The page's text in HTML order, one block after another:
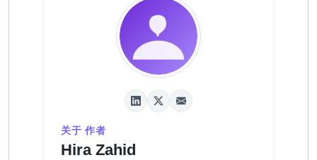
关于 作者
Hira Zahid